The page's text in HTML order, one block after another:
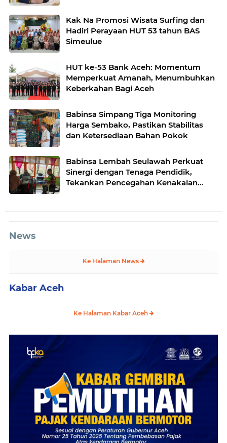
Kak Na Promosi Wisata Surfing dan
Hadiri Perayaan HUT 53 tahun BAS
Simeulue
HUT ke-53 Bank Aceh: Momentum
Memperkuat Amanah, Menumbuhkan
Keberkahan Bagi Aceh
Babinsa Simpang Tiga Monitoring
Harga Sembako, Pastikan Stabilitas
dan Ketersediaan Bahan Pokok
Babinsa Lembah Seulawah Perkuat
Sinergi dengan Tenaga Pendidik,
Tekankan Pencegahan Kenakalan
News
Ke Halaman News
Kabar Aceh
Ke Halaman Kabar Aceh